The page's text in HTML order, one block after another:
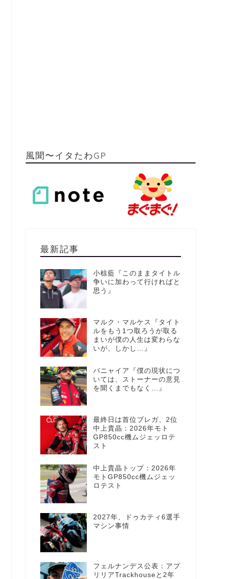
風聞〜イタたわGP
最新記事
小椋藍『このままタイトル
争いに加わって行ければと
思う』
マルク・マルケス『タイト
ルをもう1つ取ろうが取る
まいが僕の人生は変わらな
いが、しかし…』
バニャイア『僕の現状につ
いては、ストーナーの意見
を聞くまでもなく…』
最終日は首位ブレガ、2位
中上貴晶：2026年モト
GP850cc機ムジェッロテ
スト
中上貴晶トップ：2026年
モトGP850cc機ムジェッ
ロテスト
2027年、ドゥカティ6選手
マシン事情
フェルナンデス公表：アプ
リリアTrackhouseと2年